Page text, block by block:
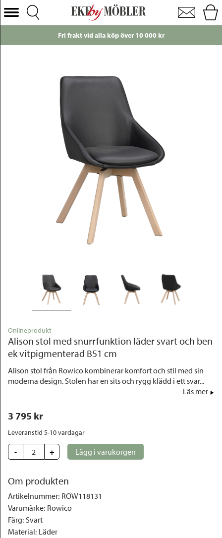
Alison stol med snurrfunktion läder svart och ben ek
Välj Kategori
Just nu!Endast 49 kr i
Onlineprodukt
Alison stol med snurrfunktion läder svart och ben
ek vitpigmenterad B51 cm
Alison stol från Rowico kombinerar komfort och stil med sin
moderna design. Stolen har en sits och rygg klädd i ett svar...
Läs mer
3 795 kr
Leveranstid 5-10 vardagar
- + Lägg i varukorgen
Om produkten
Artikelnummer: ROW118131
Varumärke: Rowico
Färg: Svart
Material: Läder